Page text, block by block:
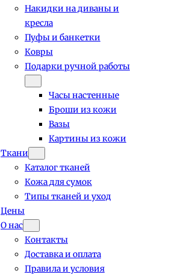
Накидки на диваны и
кресла
Пуфы и банкетки
Ковры
Подарки ручной работы
Часы настенные
Броши из кожи
Вазы
Картины из кожи
Ткани
Каталог тканей
Кожа для сумок
Типы тканей и уход
Цены
О нас
Контакты
Доставка и оплата
Правила и условия